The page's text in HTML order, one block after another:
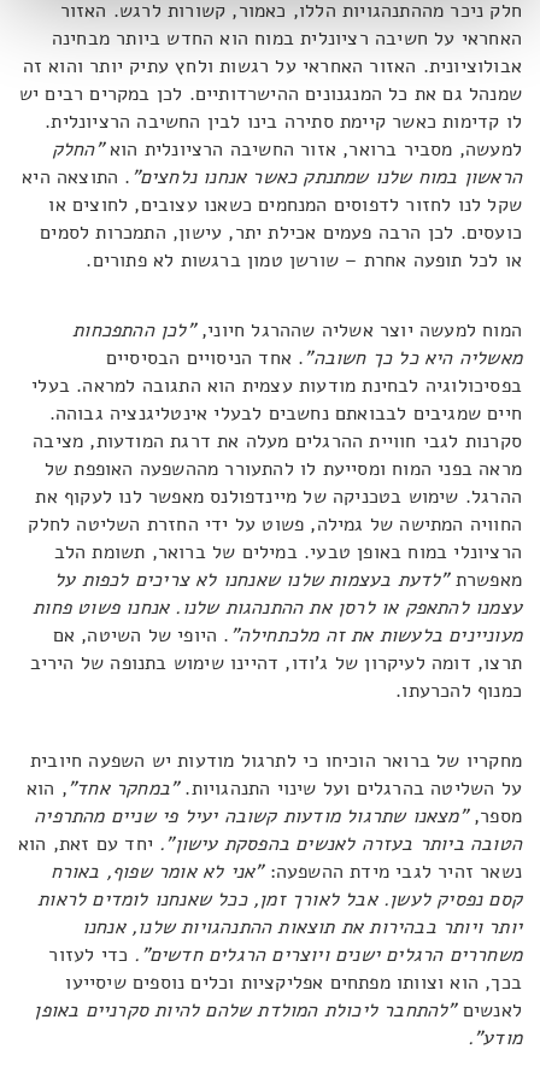
חלק ניכר מההתנהגויות הללו, כאמור, קשורות לרגש. האזור
האחראי על חשיבה רציונלית במוח הוא החדש ביותר מבחינה
אבולוציונית. האזור האחראי על רגשות ולחץ עתיק יותר והוא זה
שמנהל גם את כל המנגנונים ההישרדותיים. לכן במקרים רבים יש
לו קדימות כאשר קיימת סתירה בינו לבין החשיבה הרציונלית.
למעשה, מסביר ברואר, אזור החשיבה הרציונלית הוא"החלק
הראשון במוח שלנו שמתנתק כאשר אנחנו נלחצים". התוצאה היא
שקל לנו לחזור לדפוסים המנחמים כשאנו עצובים, לחוצים או
כועסים. לכן הרבה פעמים אכילת יתר, עישון, התמכרות לסמים
או לכל תופעה אחרת – שורשן טמון ברגשות לא פתורים.
המוח למעשה יוצר אשליה שההרגל חיוני,"לכן ההתפכחות
מאשליה היא כל כך חשובה". אחד הניסויים הבסיסיים
בפסיכולוגיה לבחינת מודעות עצמית הוא התגובה למראה. בעלי
חיים שמגיבים לבבואתם נחשבים לבעלי אינטליגנציה גבוהה.
סקרנות לגבי חוויית ההרגלים מעלה את דרגת המודעות, מציבה
מראה בפני המוח ומסייעת לו להתעורר מההשפעה האופפת של
ההרגל. שימוש בטכניקה של מיינדפולנס מאפשר לנו לעקוף את
החוויה המתישה של גמילה, פשוט על ידי החזרת השליטה לחלק
הרציונלי במוח באופן טבעי. במילים של ברואר, תשומת הלב
מאפשרת"לדעת בעצמות שלנו שאנחנו לא צריכים לכפות על
עצמנו להתאפק או לרסן את ההתנהגות שלנו. אנחנו פשוט פחות
מעוניינים בלעשות את זה מלכתחילה". היופי של השיטה, אם
תרצו, דומה לעיקרון של ג'ודו, דהיינו שימוש בתנופה של היריב
כמנוף להכרעתו.
מחקריו של ברואר הוכיחו כי לתרגול מודעות יש השפעה חיובית
על השליטה בהרגלים ועל שינוי התנהגויות."במחקר אחד", הוא
מספר,"מצאנו שתרגול מודעות קשובה יעיל פי שניים מהתרפיה
הטובה ביותר בעזרה לאנשים בהפסקת עישון". יחד עם זאת, הוא
נשאר זהיר לגבי מידת ההשפעה:"אני לא אומר שפוף, באורח
קסם נפסיק לעשן. אבל לאורך זמן, ככל שאנחנו לומדים לראות
יותר ויותר בבהירות את תוצאות ההתנהגויות שלנו, אנחנו
משחררים הרגלים ישנים ויוצרים הרגלים חדשים". כדי לעזור
בכך, הוא וצוותו מפתחים אפליקציות וכלים נוספים שיסייעו
לאנשים"להתחבר ליכולת המולדת שלהם להיות סקרניים באופן
מודע".